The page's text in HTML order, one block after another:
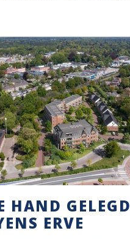
HAND GELEGD
ERVE